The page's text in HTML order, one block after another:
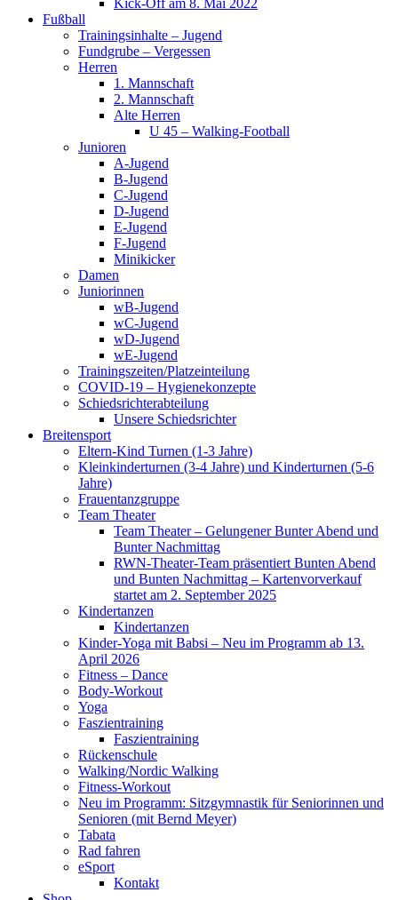
Kick-Off am 8. Mai 2022
Fußball
Trainingsinhalte – Jugend
Fundgrube – Vergessen
Herren
1. Mannschaft
2. Mannschaft
Alte Herren
U 45 – Walking-Football
Junioren
A-Jugend
B-Jugend
C-Jugend
D-Jugend
E-Jugend
F-Jugend
Minikicker
Damen
Juniorinnen
wB-Jugend
wC-Jugend
wD-Jugend
wE-Jugend
Trainingszeiten/Platzeinteilung
COVID-19 – Hygienekonzepte
Schiedsrichterabteilung
Unsere Schiedsrichter
Breitensport
Eltern-Kind Turnen (1-3 Jahre)
Kleinkinderturnen (3-4 Jahre) und Kinderturnen (5-6
Jahre)
Frauentanzgruppe
Team Theater
Team Theater – Gelungener Bunter Abend und
Bunter Nachmittag
RWN-Theater-Team präsentiert Bunten Abend
und Bunten Nachmittag – Kartenvorverkauf
startet am 2. September 2025
Kindertanzen
Kindertanzen
Kinder-Yoga mit Babsi – Neu im Programm ab 13.
April 2026
Fitness – Dance
Body-Workout
Yoga
Faszientraining
Faszientraining
Rückenschule
Walking/Nordic Walking
Fitness-Workout
Neu im Programm: Sitzgymnastik für Seniorinnen und
Senioren (mit Bernd Meyer)
Tabata
Rad fahren
eSport
Kontakt